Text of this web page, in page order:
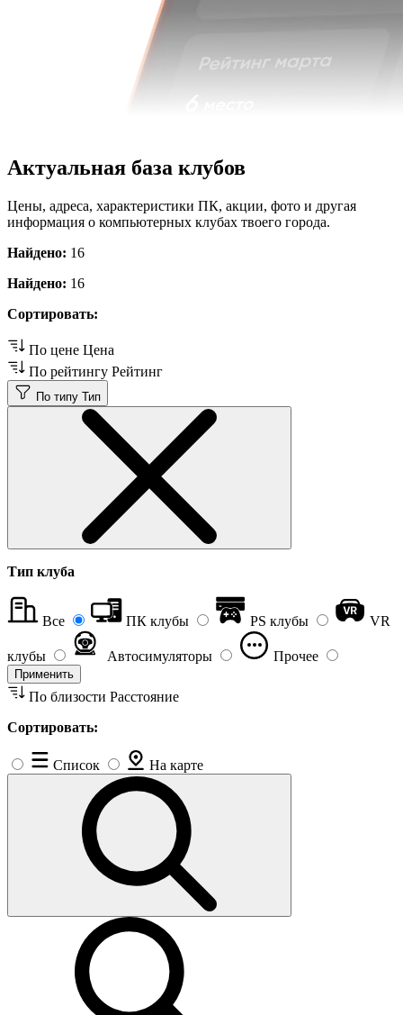
Актуальная база клубов
Цены, адреса, характеристики ПК, акции, фото и другая
информация о компьютерных клубах твоего города.
Найдено: 16
Найдено: 16
Сортировать:
По цене Цена
По рейтингу Рейтинг
По типу Тип
Тип клуба
Все ПК клубы PS клубы VR
клубы Автосимуляторы Прочее
Применить
По близости Расстояние
Сортировать:
Список На карте